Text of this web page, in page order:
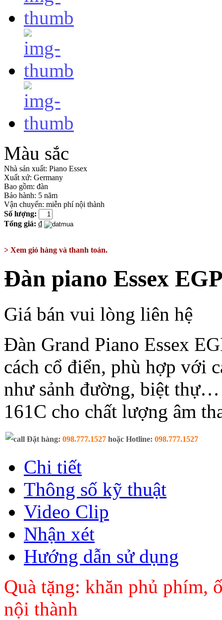
Màu sắc
Nhà sản xuất: Piano Essex
Xuất xứ: Germany
Bao gồm: đàn
Bảo hành: 5 năm
Vận chuyển: miễn phí nội thành
Số lượng:
Tổng giá: ₫
> Xem giỏ hàng và thanh toán.
Đàn piano Essex
Giá bán vui lòng liên hệ
Đàn Grand Piano Essex
cách cổ điển, phù hợp với
như sảnh đường, biệt thự…
161C cho chất lượng âm
Đặt hàng: 098.777.1527 hoặc Hotline: 098.777.1527
Chi tiết
Thông số kỹ thuật
Video Clip
Nhận xét
Hướng dẫn sử dụng
Quà tặng: khăn phủ phím,
nội thành